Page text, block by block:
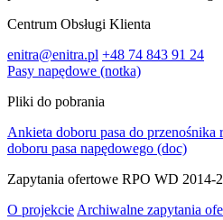
Centrum Obsługi Klienta
enitra@enitra.pl +48 74 843 91 24
Pasy napędowe (notka)
Pliki do pobrania
Ankieta doboru pasa do przenośnika
doboru pasa napędowego (doc)
Zapytania ofertowe RPO WD 2014-
O projekcie Archiwalne zapytania